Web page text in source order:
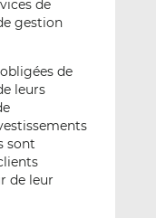
de
gestion
de
leurs
sont
de leur